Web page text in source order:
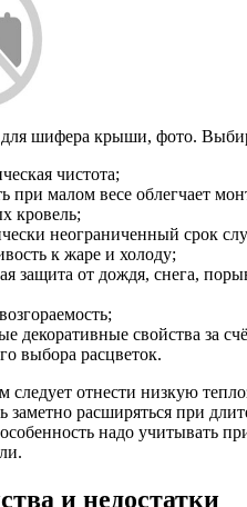
для шифера крыши, фото.
чистота;
при малом весе облегчает
кровель;
неограниченный срок
к жаре и холоду;
защита от дождя, снега,
декоративные свойства за
выбора расцветок.
следует отнести низкую
заметно расширяться при
надо учитывать
и недостатки